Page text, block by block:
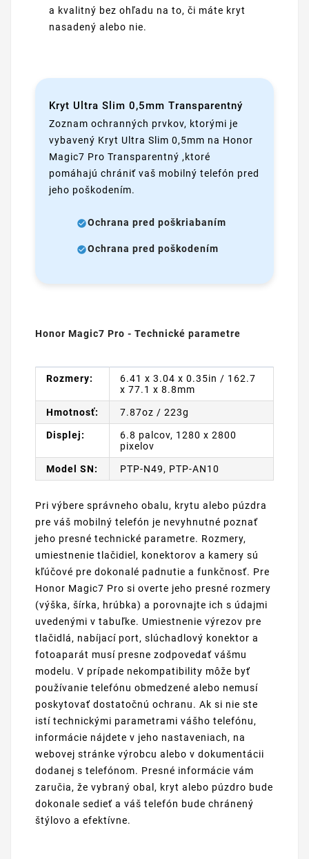
a kvalitný bez ohľadu na to, či máte kryt
nasadený alebo nie.
Kryt Ultra Slim 0,5mm Transparentný
Zoznam ochranných prvkov, ktorými je
vybavený Kryt Ultra Slim 0,5mm na Honor
Magic7 Pro Transparentný ,ktoré
pomáhajú chrániť vaš mobilný telefón pred
jeho poškodením.
Ochrana pred poškriabaním
Ochrana pred poškodením
Honor Magic7 Pro - Technické parametre
Rozmery:
6.41 x 3.04 x 0.35in / 162.7
x 77.1 x 8.8mm
Hmotnosť: 7.87oz / 223g
Displej:
6.8 palcov, 1280 x 2800
pixelov
Model SN: PTP-N49, PTP-AN10
Pri výbere správneho obalu, krytu alebo púzdra
pre váš mobilný telefón je nevyhnutné poznať
jeho presné technické parametre. Rozmery,
umiestnenie tlačidiel, konektorov a kamery sú
kľúčové pre dokonalé padnutie a funkčnosť. Pre
Honor Magic7 Pro si overte jeho presné rozmery
(výška, šírka, hrúbka) a porovnajte ich s údajmi
uvedenými v tabuľke. Umiestnenie výrezov pre
tlačidlá, nabíjací port, slúchadlový konektor a
fotoaparát musí presne zodpovedať vášmu
modelu. V prípade nekompatibility môže byť
používanie telefónu obmedzené alebo nemusí
poskytovať dostatočnú ochranu. Ak si nie ste
istí technickými parametrami vášho telefónu,
informácie nájdete v jeho nastaveniach, na
webovej stránke výrobcu alebo v dokumentácii
dodanej s telefónom. Presné informácie vám
zaručia, že vybraný obal, kryt alebo púzdro bude
dokonale sedieť a váš telefón bude chránený
štýlovo a efektívne.